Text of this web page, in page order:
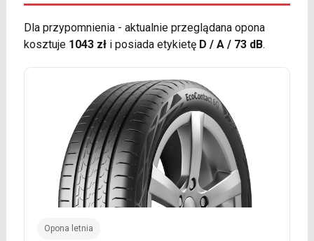
Dla przypomnienia - aktualnie przeglądana opona
kosztuje 1043 złi posiada etykietę D / A / 73 dB.
Opona letnia